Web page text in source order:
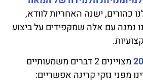
כהורים, ישנה האחריות לוודא,
נמנה עם אלה שמקפידים על ביצוע
מצויינים 2 דברים משמעותיים
מפני נזקי קרינה אפשריים: